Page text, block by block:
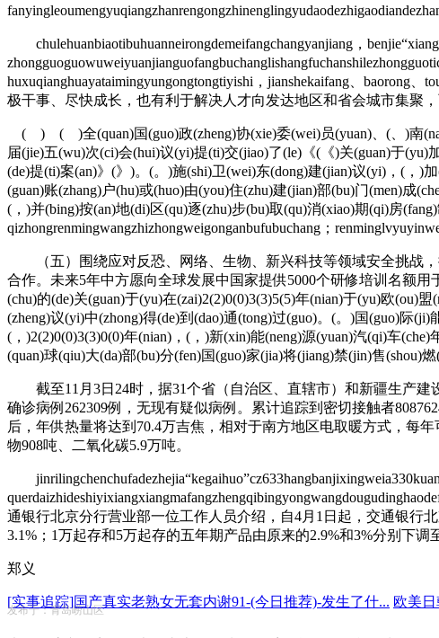
chulehuanbiaotibuhuanneirongdemeifangchangyanjiang，
huxuqianghuayataimingyungongtongtiyishi，jianshekaifang、
极干事、尽快成长，也有利于解决人才向发达地区和省会城市集聚
( ) ( )全(quan)国(guo)政(zheng)协(xie)委(wei)员(yuan)、(、)南
届(jie)五(wu)次(ci)会(hui)议(yi)提(ti)交(jiao)了(le)《(《)关(guan)于(yu)
(de)提(ti)案(an)》(》)。(。)施(shi)卫(wei)东(dong)建(jian)议(yi)，(，)
(guan)账(zhang)户(hu)或(huo)由(you)住(zhu)建(jian)部(bu)门(men)成
(，)并(bing)按(an)地(di)区(qu)逐(zhu)步(bu)取(qu)消(xiao)期(qi)房
qizhongrenmingwangzhizhongweigonganbufubuchang；
（五）围绕应对反恐、网络、生物、新兴科技等领域安全挑战，
合作。未来5年中方愿向全球发展中国家提供5000个研修培训名
(chu)的(de)关(guan)于(yu)在(zai)2(2)0(0)3(3)5(5)年(nian)于(yu)欧(ou)
(zheng)议(yi)中(zhong)得(de)到(dao)通(tong)过(guo)。(。)国(guo)际(ji)
(，)2(2)0(0)3(3)0(0)年(nian)，(，)新(xin)能(neng)源(yuan)汽(qi)车
(quan)球(qiu)大(da)部(bu)分(fen)国(guo)家(jia)将(jiang)禁(jin)售(shou)
截至11月3日24时，据31个省（自治区、直辖市）和新疆生产建
确诊病例262309例，无现有疑似病例。累计追踪到密切接触者
后，年供热量将达到70.4万吉焦，相对于南方地区电取暖方式，每
物908吨、二氧化碳5.9万吨。
通银行北京分行营业部一位工作人员介绍，自4月1日起，交通银行
3.1%；1万起存和5万起存的五年期产品由原来的2.9%和3%分别下调
郑义
[实事追踪]国产真实老熟女无套内谢91-(今日推荐)-发生了什... 欧美
发布于：青岛崂山区